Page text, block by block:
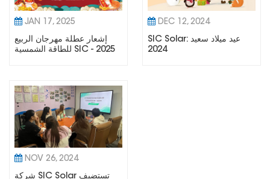
JAN 17, 2025
إشعار عطلة مهرجان الربيع
للطاقة الشمسية SIC - 2025
DEC 12, 2024
SIC Solar: عيد ميلاد سعيد
2024
NOV 26, 2024
شركة SIC Solar تستضيف